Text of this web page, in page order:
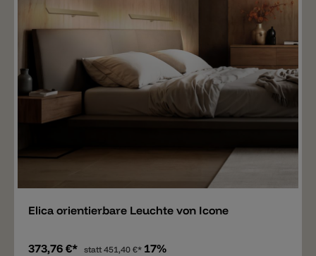
Elica orientierbare Leuchte von Icone
373,76 €* statt451,40 €* 17%